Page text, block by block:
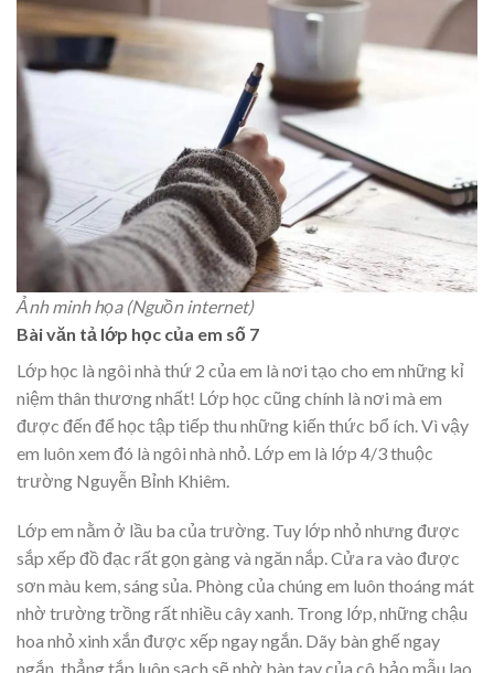
Ảnh minh họa (Nguồn internet)
Bài văn tả lớp học của em số 7
Lớp học là ngôi nhà thứ 2 của em là nơi tạo cho em những kỉ
niệm thân thương nhất! Lớp học cũng chính là nơi mà em
được đến để học tập tiếp thu những kiến thức bổ ích. Vì vậy
em luôn xem đó là ngôi nhà nhỏ. Lớp em là lớp 4/3 thuộc
trường Nguyễn Bỉnh Khiêm.
Lớp em nằm ở lầu ba của trường. Tuy lớp nhỏ nhưng được
sắp xếp đồ đạc rất gọn gàng và ngăn nắp. Cửa ra vào được
sơn màu kem, sáng sủa. Phòng của chúng em luôn thoáng mát
nhờ trường trồng rất nhiều cây xanh. Trong lớp, những chậu
hoa nhỏ xinh xắn được xếp ngay ngắn. Dãy bàn ghế ngay
ngắn, thẳng tắp luôn sạch sẽ nhờ bàn tay của cô bảo mẫu lao